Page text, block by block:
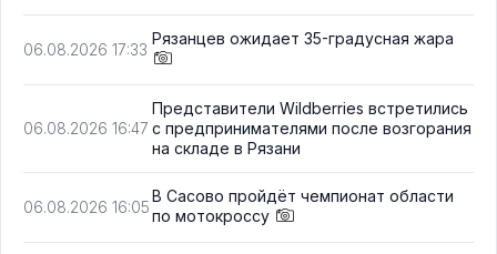
06.08.2026 17:33
Рязанцев ожидает 35-градусная жара
06.08.2026 16:47
Представители Wildberries встретились
с предпринимателями после возгорания
на складе в Рязани
06.08.2026 16:05
В Сасово пройдёт чемпионат области
по мотокроссу